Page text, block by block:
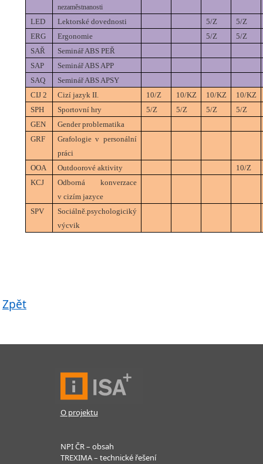
nezaměstnanosti
LED Lektorské dovednosti 5/Z
5/Z
ERG
Ergonomie 5/Z
5/Z
SAŘ
Seminář ABS PEŘ
SAP
Seminář ABS APP
SAQ
Seminář ABS APSY
CIJ 2
Cizí jazyk II. 10/Z 10/KZ 10/KZ
10/KZ
SPH
Sportovní hry 5/Z 5/Z 5/Z
5/Z
GEN
Gender problematika
GRF
Grafologie v personální
práci
OOA
Outdoorové aktivity
10/Z
KCJ
Odborná konverzace
v cizím jazyce
SPV
Sociálně.psychologiciký
výcvik
Zpět
O projektu
NPI ČR – obsah
TREXIMA – technické řešení